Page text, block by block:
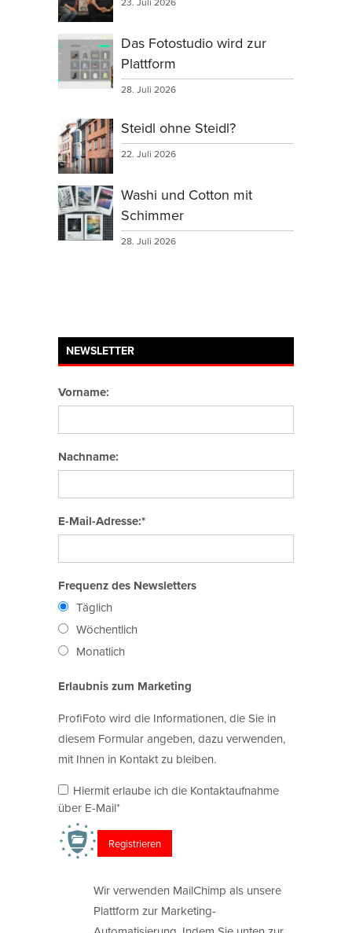
Das Fotostudio wird zur
Plattform
28. Juli 2026
Steidl ohne Steidl?
22. Juli 2026
Washi und Cotton mit
Schimmer
28. Juli 2026
NEWSLETTER
Vorname:
Nachname:
E-Mail-Adresse:*
Frequenz des Newsletters
Täglich
Wöchentlich
Monatlich
Erlaubnis zum Marketing
ProfiFoto wird die Informationen, die Sie in
diesem Formular angeben, dazu verwenden,
mit Ihnen in Kontakt zu bleiben.
Hiermit erlaube ich die Kontaktaufnahme
über E-Mail*
Wir verwenden MailChimp als unsere
Plattform zur Marketing-